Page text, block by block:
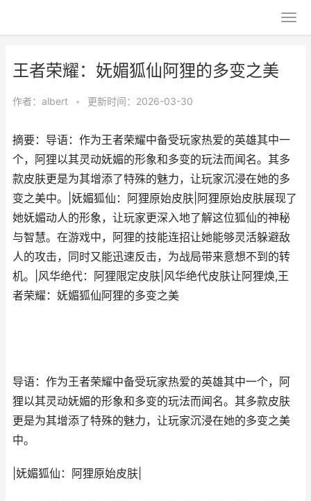
王者荣耀：妩媚狐仙阿狸的多变之美
作者： albert • 更新时间：2026-03-30
摘要：导语：作为王者荣耀中备受玩家热爱的英雄其中一
个，阿狸以其灵动妩媚的形象和多变的玩法而闻名。其多
款皮肤更是为其增添了特殊的魅力，让玩家沉浸在她的多
变之美中。|妩媚狐仙：阿狸原始皮肤|阿狸原始皮肤展现了
她妩媚动人的形象，让玩家更深入地了解这位狐仙的神秘
与智慧。在游戏中，阿狸的技能连招让她能够灵活躲避敌
人的攻击，同时又能迅速反击，为战局带来意想不到的转
机。|风华绝代：阿狸限定皮肤|风华绝代皮肤让阿狸焕,王
者荣耀：妩媚狐仙阿狸的多变之美
导语：作为王者荣耀中备受玩家热爱的英雄其中一个，阿
狸以其灵动妩媚的形象和多变的玩法而闻名。其多款皮肤
更是为其增添了特殊的魅力，让玩家沉浸在她的多变之美
中。
|妩媚狐仙：阿狸原始皮肤|